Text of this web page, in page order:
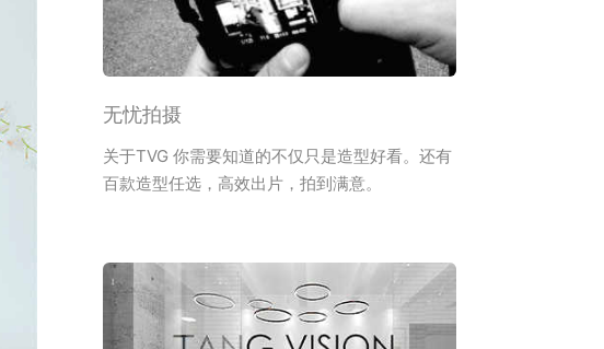
无忧拍摄
关于TVG 你需要知道的不仅只是造型好看。还有
百款造型任选，高效出片，拍到满意。